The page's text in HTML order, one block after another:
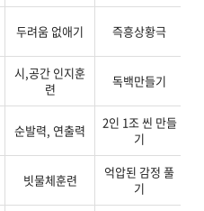
두려움 없애기 즉흥상황극
시,공간 인지훈
련
독백만들기
순발력, 연출력
2인 1조 씬 만들
기
빗물체훈련
억압된 감정 풀
기